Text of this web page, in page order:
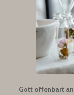
Gott offenbart